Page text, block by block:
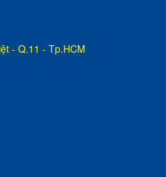
- Q.11 - Tp.HCM